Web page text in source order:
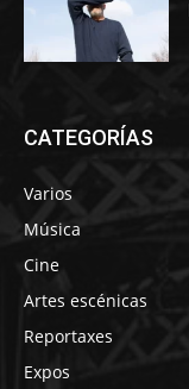
CATEGORÍAS
Varios
Música
Cine
Artes escénicas
Reportaxes
Expos